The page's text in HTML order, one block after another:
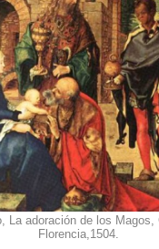
La adoración de los Magos,
Florencia,1504.